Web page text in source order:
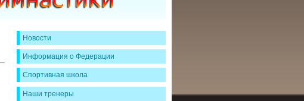
Новости
Информация о Федерации
Спортивная школа
Наши тренеры